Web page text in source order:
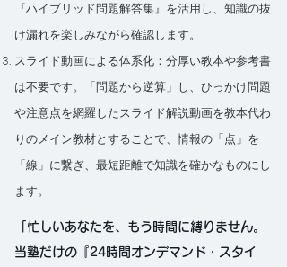
『ハイブリッド問題解答集』を活用し、知識の抜
け漏れを楽しみながら確認します。
スライド動画による体系化：分厚い教本や参考書
は不要です。「問題から逆算」し、ひっかけ問題
や注意点を網羅したスライド解説動画を教本代わ
りのメイン教材とすることで、情報の「点」を
「線」に繋ぎ、最短距離で知識を確かなものにし
ます。
「忙しいあなたを、もう時間に縛りません。
当塾だけの『24時間オンデマンド・スタイ